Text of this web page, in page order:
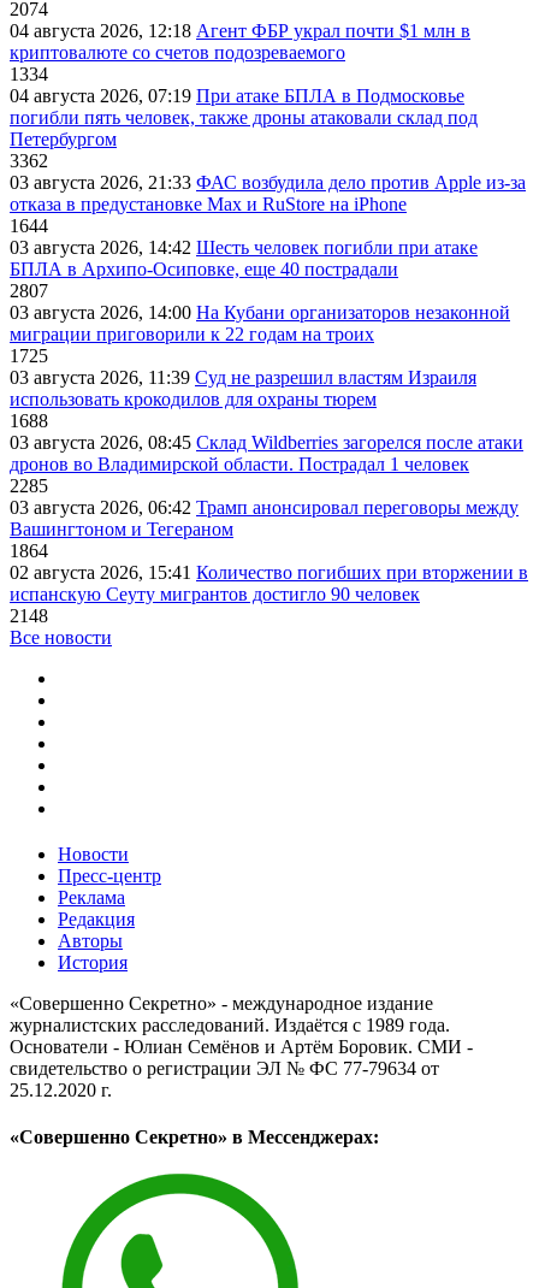
2074
04 августа 2026, 12:18 Агент ФБР украл почти $1 млн в
криптовалюте со счетов подозреваемого
1334
04 августа 2026, 07:19 При атаке БПЛА в Подмосковье
погибли пять человек, также дроны атаковали склад под
Петербургом
3362
03 августа 2026, 21:33 ФАС возбудила дело против Apple из-за
отказа в предустановке Max и RuStore на iPhone
1644
03 августа 2026, 14:42 Шесть человек погибли при атаке
БПЛА в Архипо-Осиповке, еще 40 пострадали
2807
03 августа 2026, 14:00 На Кубани организаторов незаконной
миграции приговорили к 22 годам на троих
1725
03 августа 2026, 11:39 Суд не разрешил властям Израиля
использовать крокодилов для охраны тюрем
1688
03 августа 2026, 08:45 Склад Wildberries загорелся после атаки
дронов во Владимирской области. Пострадал 1 человек
2285
03 августа 2026, 06:42 Трамп анонсировал переговоры между
Вашингтоном и Тегераном
1864
02 августа 2026, 15:41 Количество погибших при вторжении в
испанскую Сеуту мигрантов достигло 90 человек
2148
Все новости
Новости
Пресс-центр
Реклама
Редакция
Авторы
История
«Совершенно Секретно» - международное издание
журналистских расследований. Издаётся с 1989 года.
Основатели - Юлиан Семёнов и Артём Боровик. CМИ -
свидетельство о регистрации ЭЛ № ФС 77-79634 от
25.12.2020 г.
«Совершенно Секретно» в Мессенджерах: